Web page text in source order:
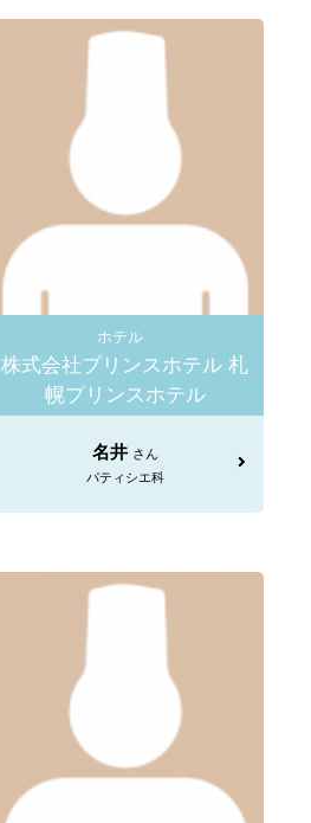
ホテル
株式会社プリンスホテル 札
幌プリンスホテル
名井 さん
パティシエ科